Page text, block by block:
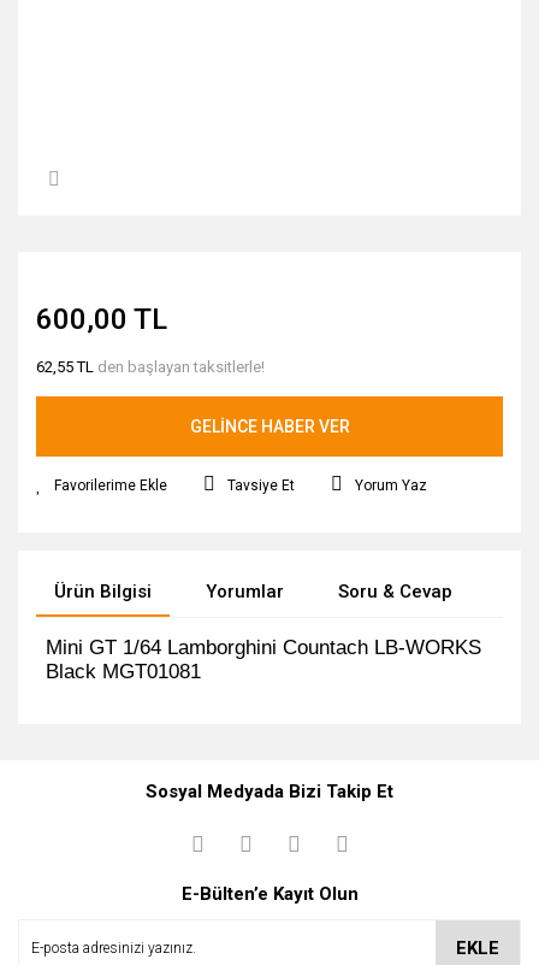
600,00 TL
62,55 TL den başlayan taksitlerle!
GELİNCE HABER VER
Tavsiye Et Yorum Yaz
Ürün Bilgisi Yorumlar Soru & Cevap
Mini GT 1/64 Lamborghini Countach LB-WORKS
Black MGT01081
Sosyal Medyada Bizi Takip Et
E-Bülten’e Kayıt Olun
EKLE